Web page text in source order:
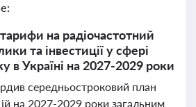
на радіочастотний
та інвестиції у сфері
в Україні на 2027-2029 роки
середньостроковий план
на 2027-2029 роки загальним